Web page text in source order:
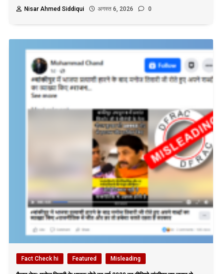
Nisar Ahmed Siddiqui
अगस्त 6, 2026 0
Fact Check hi Featured Misleading